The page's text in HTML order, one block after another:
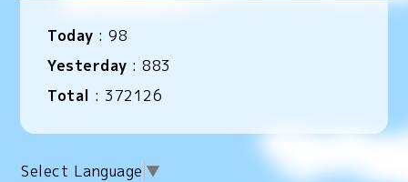
Today :98
Yesterday :883
Total : 372126
Select Language ▼